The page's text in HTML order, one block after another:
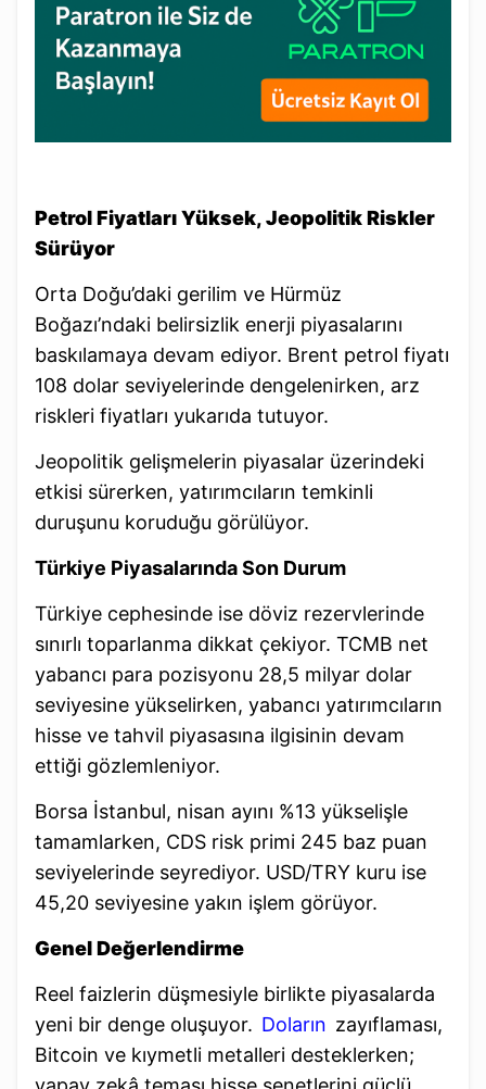
Petrol Fiyatları Yüksek, Jeopolitik Riskler
Sürüyor
Orta Doğu’daki gerilim ve Hürmüz
Boğazı’ndaki belirsizlik enerji piyasalarını
baskılamaya devam ediyor. Brent petrol fiyatı
108 dolar seviyelerinde dengelenirken, arz
riskleri fiyatları yukarıda tutuyor.
Jeopolitik gelişmelerin piyasalar üzerindeki
etkisi sürerken, yatırımcıların temkinli
duruşunu koruduğu görülüyor.
Türkiye Piyasalarında Son Durum
Türkiye cephesinde ise döviz rezervlerinde
sınırlı toparlanma dikkat çekiyor. TCMB net
yabancı para pozisyonu 28,5 milyar dolar
seviyesine yükselirken, yabancı yatırımcıların
hisse ve tahvil piyasasına ilgisinin devam
ettiği gözlemleniyor.
Borsa İstanbul, nisan ayını %13 yükselişle
tamamlarken, CDS risk primi 245 baz puan
seviyelerinde seyrediyor. USD/TRY kuru ise
45,20 seviyesine yakın işlem görüyor.
Genel Değerlendirme
Reel faizlerin düşmesiyle birlikte piyasalarda
yeni bir denge oluşuyor. Doların zayıflaması,
Bitcoin ve kıymetli metalleri desteklerken;